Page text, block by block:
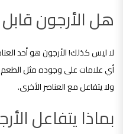
هل الأرجون
لا ليس كذلك! الأرجون هو أحد
أي علامات على وجوده مثل الطعم أو
ولا يتفاعل مع العناصر الأخرى.
بماذا يتفاعل